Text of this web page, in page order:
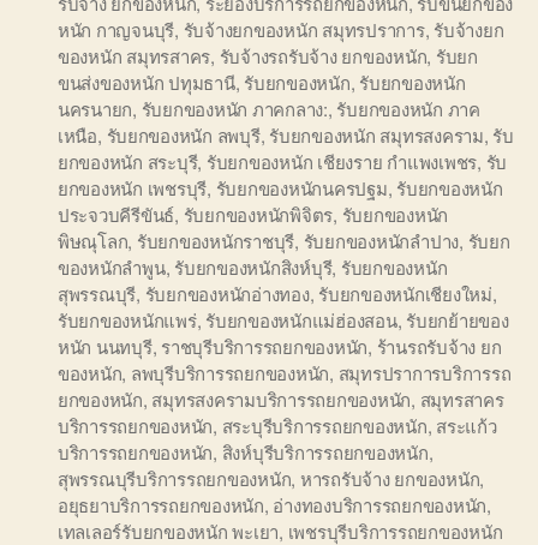
หนัก กาญจนบุรี, รับจ้างยกของหนัก สมุทรปราการ, รับจ้างยก
ของหนัก สมุทรสาคร, รับจ้างรถรับจ้าง ยกของหนัก, รับยก
ขนส่งของหนัก ปทุมธานี, รับยกของหนัก, รับยกของหนัก
นครนายก, รับยกของหนัก ภาคกลาง:, รับยกของหนัก ภาค
เหนือ, รับยกของหนัก ลพบุรี, รับยกของหนัก สมุทรสงคราม, รับ
ยกของหนัก สระบุรี, รับยกของหนัก เชียงราย กำแพงเพชร, รับ
ยกของหนัก เพชรบุรี, รับยกของหนักนครปฐม, รับยกของหนัก
ประจวบคีรีขันธ์, รับยกของหนักพิจิตร, รับยกของหนัก
พิษณุโลก, รับยกของหนักราชบุรี, รับยกของหนักลำปาง, รับยก
ของหนักลำพูน, รับยกของหนักสิงห์บุรี, รับยกของหนัก
สุพรรณบุรี, รับยกของหนักอ่างทอง, รับยกของหนักเชียงใหม่,
รับยกของหนักแพร่, รับยกของหนักแม่ฮ่องสอน, รับยกย้ายของ
หนัก นนทบุรี, ราชบุรีบริการรถยกของหนัก, ร้านรถรับจ้าง ยก
ของหนัก, ลพบุรีบริการรถยกของหนัก, สมุทรปราการบริการรถ
ยกของหนัก, สมุทรสงครามบริการรถยกของหนัก, สมุทรสาคร
บริการรถยกของหนัก, สระบุรีบริการรถยกของหนัก, สระแก้ว
บริการรถยกของหนัก, สิงห์บุรีบริการรถยกของหนัก,
สุพรรณบุรีบริการรถยกของหนัก, หารถรับจ้าง ยกของหนัก,
อยุธยาบริการรถยกของหนัก, อ่างทองบริการรถยกของหนัก,
เทลเลอร์รับยกของหนัก พะเยา, เพชรบุรีบริการรถยกของหนัก